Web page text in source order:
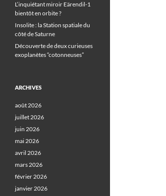
L’inquiétant miroir Eärendil-1
bientôt en orbite ?
Insolite : la Station spatiale du
côté de Saturne
Découverte de deux curieuses
exoplanètes “cotonneuses”
ARCHIVES
août 2026
juillet 2026
juin 2026
mai 2026
avril 2026
mars 2026
février 2026
janvier 2026